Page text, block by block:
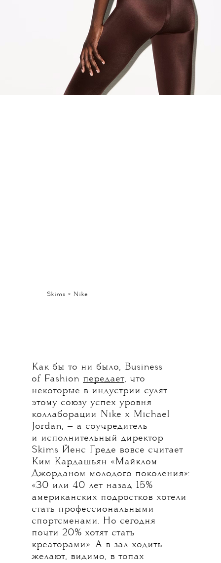
Skims × Nike
Как бы то ни было, Business
of Fashion передает, что
некоторые в индустрии сулят
этому союзу успех уровня
коллаборации Nike х Michael
Jordan, — а соучредитель
и исполнительный директор
Skims Йенс Греде вовсе считает
Ким Кардашьян «Майклом
Джорданом молодого поколения»:
«30 или 40 лет назад 15%
американских подростков хотели
стать профессиональными
спортсменами. Но сегодня
почти 20% хотят стать
креаторами». А в зал ходить
желают, видимо, в топах